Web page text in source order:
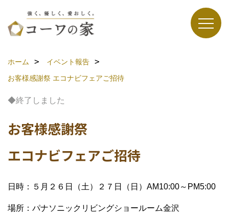
ホーム
イベント報告
お客様感謝祭 エコナビフェアご招待
◆終了しました
お客様感謝祭
エコナビフェアご招待
日時：５月２６日（土）２７日（日）AM10:00～PM5:00
場所：パナソニックリビングショールーム金沢